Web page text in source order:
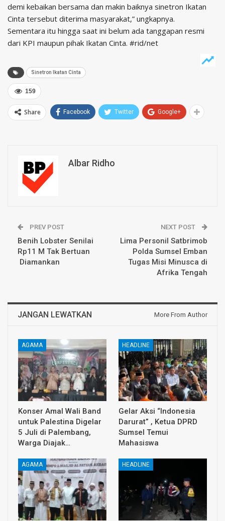
demi kebaikan bersama dan makin baiknya sinetron Ikatan
Cinta tersebut diterima masyarakat,” ungkapnya.
Sementara itu hingga saat ini belum ada tanggapan resmi
dari KPI maupun pihak Ikatan Cinta. #rid/net
Sinetron Ikatan Cinta
159
Share Facebook Twitter Google+
Albar Ridho
PREV POST
Benih Lobster Senilai
Rp11 M Tak Bertuan
Diamankan
NEXT POST
Lima Personil Satbrimob
Polda Sumsel Emban
Tugas Misi Minusca di
Afrika Tengah
JANGAN LEWATKAN More From Author
AGAMA
Konser Amal Wali Band
untuk Palestina Digelar
5 Juli di Palembang,
Warga Diajak…
HEADLINE
Gelar Aksi “Indonesia
Darurat” , Ketua DPRD
Sumsel Temui
Mahasiswa
AGAMA HEADLINE